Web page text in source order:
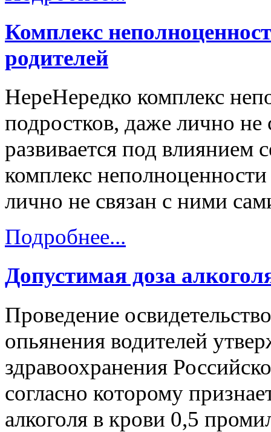
Комплекс
родителей
НереНередко комплекс
подростков, даже лично
развивается под влиянием
комплекс
лично не связан с ними
Подробнее...
Допустимая доза
Проведение
опьянения водителей
здравоохранения
согласно которому
алкоголя в крови 0,5